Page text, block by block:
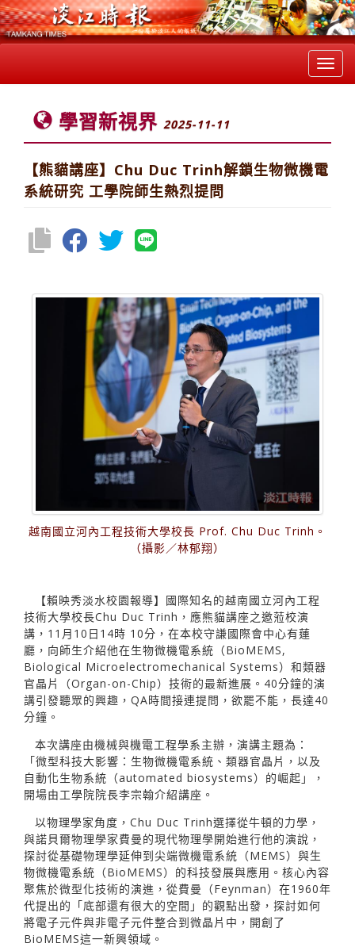
學習新視界 2025-11-11
【熊貓講座】Chu Duc Trinh解鎖生物微機電
系統研究 工學院師生熱烈提問
越南國立河內工程技術大學校長 Prof. Chu Duc Trinh。
（攝影／林郁翔）
【賴映秀淡水校園報導】國際知名的越南國立河內工程
技術大學校長Chu Duc Trinh，應熊貓講座之邀蒞校演
講，11月10日14時 10分，在本校守謙國際會中心有蓮
廳，向師生介紹他在生物微機電系統（BioMEMS,
Biological Microelectromechanical Systems）和類器
官晶片（Organ-on-Chip）技術的最新進展。40分鐘的演
講引發聽眾的興趣，QA時間接連提問，欲罷不能，長達40
分鐘。
本次講座由機械與機電工程學系主辦，演講主題為：
「微型科技大影響：生物微機電系統、類器官晶片，以及
自動化生物系統（automated biosystems）的崛起」，
開場由工學院院長李宗翰介紹講座。
以物理學家角度，Chu Duc Trinh選擇從牛頓的力學，
與諾貝爾物理學家費曼的現代物理學開始進行他的演說，
探討從基礎物理學延伸到尖端微機電系統（MEMS）與生
物微機電系統（BioMEMS）的科技發展與應用。核心內容
聚焦於微型化技術的演進，從費曼（Feynman）在1960年
代提出的「底部還有很大的空間」的觀點出發，探討如何
將電子元件與非電子元件整合到微晶片中，開創了
BioMEMS這一新興領域。